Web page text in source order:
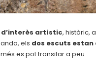
artístic, històric,
els dos escuts estan
es pot transitar a peu.